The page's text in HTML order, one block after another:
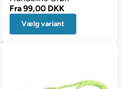
Fra99,00 DKK
Vælg variant